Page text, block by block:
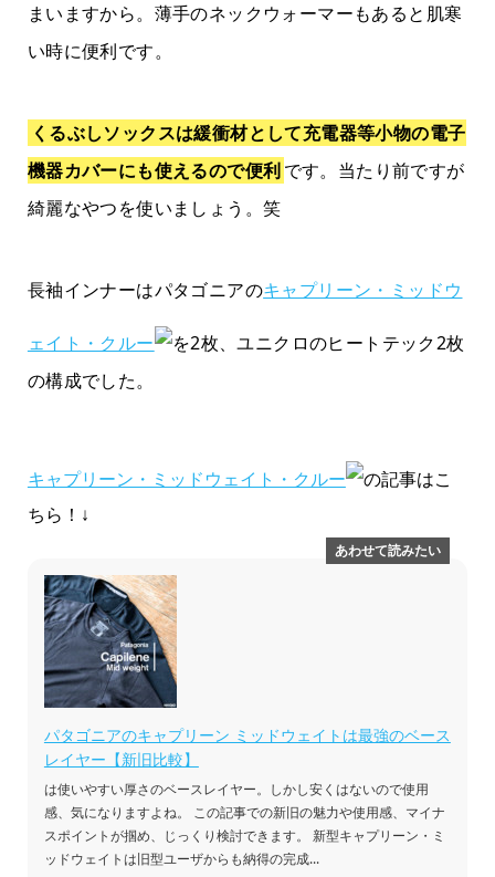
まいますから。薄手のネックウォーマーもあると肌寒
い時に便利です。
くるぶしソックスは緩衝材として充電器等小物の電子
機器カバーにも使えるので便利です。当たり前ですが
綺麗なやつを使いましょう。笑
長袖インナーはパタゴニアのキャプリーン・ミッドウ
ェイト・クルー
を2枚、ユニクロのヒートテック2枚
の構成でした。
キャプリーン・ミッドウェイト・クルー
の記事はこ
ちら！↓
パタゴニアのキャプリーン ミッドウェイトは最強のベース
レイヤー【新旧比較】
は使いやすい厚さのベースレイヤー。しかし安くはないので使用
感、気になりますよね。 この記事での新旧の魅力や使用感、マイナ
スポイントが掴め、じっくり検討できます。 新型キャプリーン・ミ
ッドウェイトは旧型ユーザからも納得の完成...